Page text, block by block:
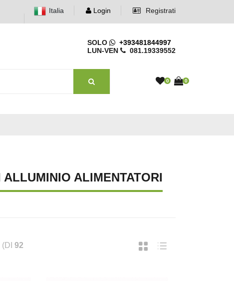
Italia Login Registrati
SOLO
+393481844997
LUN-VEN
081.19339552
0 0
ALIMENTATORI
(DI 92